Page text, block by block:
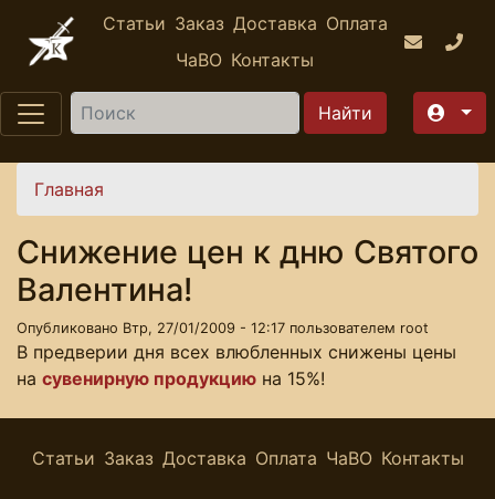
Перейти к основному содержанию
Статьи Заказ Доставка Оплата
ЧаВО Контакты
Найти
Вы здесь
Главная
Снижение цен к дню Святого
Валентина!
Опубликовано Втр, 27/01/2009 - 12:17 пользователем root
В предверии дня всех влюбленных снижены цены
на сувенирную продукцию на 15%!
Статьи Заказ Доставка Оплата ЧаВО Контакты